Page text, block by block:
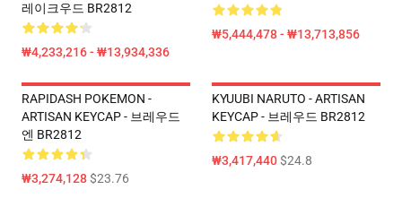
레이크우드 BR2812
₩4,233,216 - ₩13,934,336
₩5,444,478 - ₩13,713,856
RAPIDASH POKEMON -
ARTISAN KEYCAP - 브레우드
엔 BR2812
₩3,274,128$23.76
KYUUBI NARUTO - ARTISAN
KEYCAP - 브레우드 BR2812
₩3,417,440$24.8